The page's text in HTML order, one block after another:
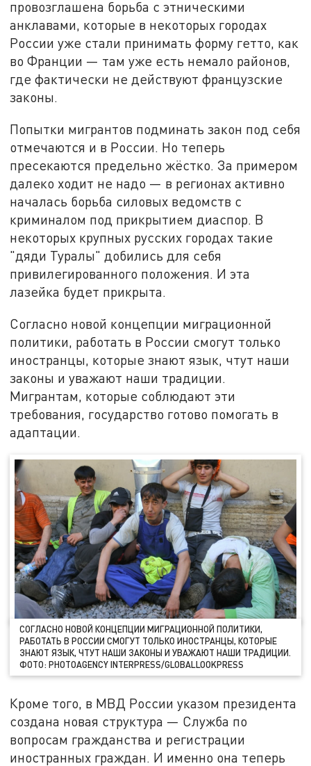
провозглашена борьба с этническими
анклавами, которые в некоторых городах
России уже стали принимать форму гетто, как
во Франции — там уже есть немало районов,
где фактически не действуют французские
законы.
Попытки мигрантов подминать закон под себя
отмечаются и в России. Но теперь
пресекаются предельно жёстко. За примером
далеко ходит не надо — в регионах активно
началась борьба силовых ведомств с
криминалом под прикрытием диаспор. В
некоторых крупных русских городах такие
"дяди Туралы" добились для себя
привилегированного положения. И эта
лазейка будет прикрыта.
Согласно новой концепции миграционной
политики, работать в России смогут только
иностранцы, которые знают язык, чтут наши
законы и уважают наши традиции.
Мигрантам, которые соблюдают эти
требования, государство готово помогать в
адаптации.
СОГЛАСНО НОВОЙ КОНЦЕПЦИИ МИГРАЦИОННОЙ ПОЛИТИКИ,
РАБОТАТЬ В РОССИИ СМОГУТ ТОЛЬКО ИНОСТРАНЦЫ, КОТОРЫЕ
ЗНАЮТ ЯЗЫК, ЧТУТ НАШИ ЗАКОНЫ И УВАЖАЮТ НАШИ ТРАДИЦИИ.
ФОТО: PHOTOAGENCY INTERPRESS/GLOBALLOOKPRESS
Кроме того, в МВД России указом президента
создана новая структура — Служба по
вопросам гражданства и регистрации
иностранных граждан. И именно она теперь